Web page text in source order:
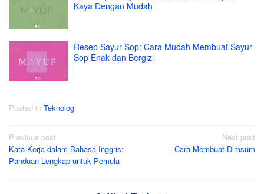
Kaya Dengan Mudah
Resep Sayur Sop: Cara Mudah Membuat Sayur
Sop Enak dan Bergizi
Posted in Teknologi
Post
navigation
Previous post
Kata Kerja dalam Bahasa Inggris:
Panduan Lengkap untuk Pemula
Next post
Cara Membuat Dimsum